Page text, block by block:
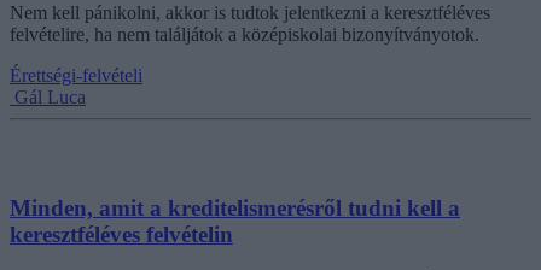
Nem kell pánikolni, akkor is tudtok jelentkezni a keresztféléves
felvételire, ha nem találjátok a középiskolai bizonyítványotok.
Érettségi-felvételi
Gál Luca
Minden, amit a kreditelismerésről tudni kell a
keresztféléves felvételin